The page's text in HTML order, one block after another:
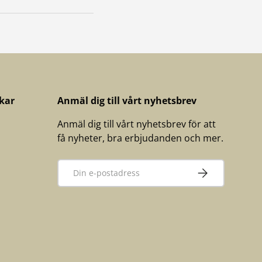
Anmäl dig till vårt nyhetsbrev
Anmäl dig till vårt nyhetsbrev för att
få nyheter, bra erbjudanden och mer.
E-post PRENUMERERA